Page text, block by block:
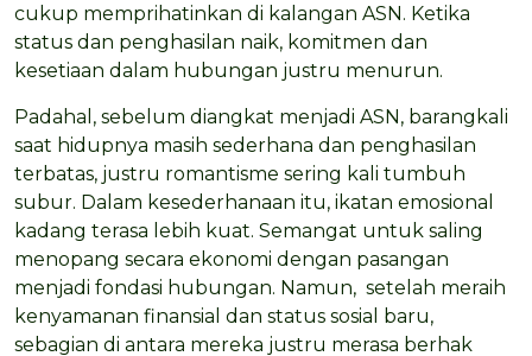
cukup memprihatinkan di kalangan ASN. Ketika
status dan penghasilan naik, komitmen dan
kesetiaan dalam hubungan justru menurun.
Padahal, sebelum diangkat menjadi ASN, barangkali
saat hidupnya masih sederhana dan penghasilan
terbatas, justru romantisme sering kali tumbuh
subur. Dalam kesederhanaan itu, ikatan emosional
kadang terasa lebih kuat. Semangat untuk saling
menopang secara ekonomi dengan pasangan
menjadi fondasi hubungan. Namun, setelah meraih
kenyamanan finansial dan status sosial baru,
sebagian di antara mereka justru merasa berhak